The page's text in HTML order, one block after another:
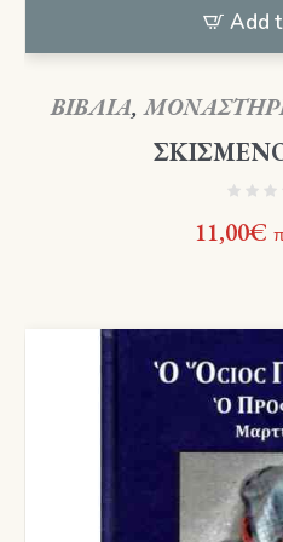
Add
ΒΙΒΛΙΑ,
11,00€